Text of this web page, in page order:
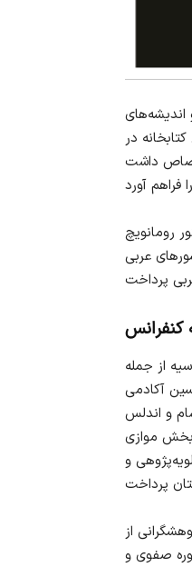
آثار و اندیشه‌های
در
داشت
رومانویچ
عربی
کنفرانس
از جمله
آکادمی
و اندلس
بخش موازی
و
از
صفوی و